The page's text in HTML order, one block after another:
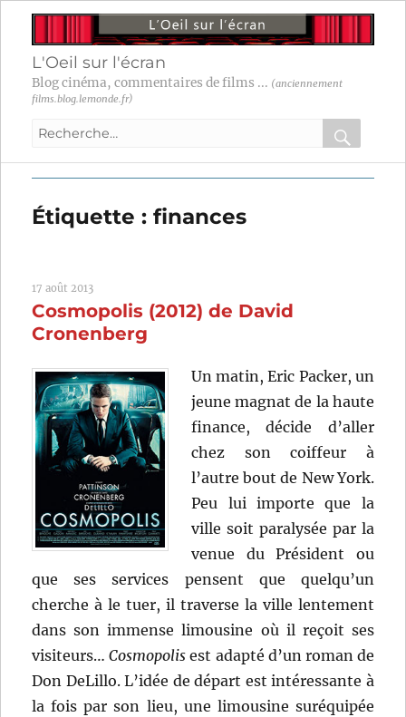
L'Oeil sur l'écran
Blog cinéma, commentaires de films ... (anciennement
films.blog.lemonde.fr)
Recherche
:
OK
Étiquette :finances
17 août 2013
Cosmopolis (2012) de David
Cronenberg
Un matin, Eric Packer, un
jeune magnat de la haute
finance, décide d’aller
chez son coiffeur à
l’autre bout de New York.
Peu lui importe que la
ville soit paralysée par la
venue du Président ou
que ses services pensent que quelqu’un
cherche à le tuer, il traverse la ville lentement
dans son immense limousine où il reçoit ses
visiteurs…Cosmopolis est adapté d’un roman de
Don DeLillo. L’idée de départ est intéressante à
la fois par son lieu, une limousine suréquipée